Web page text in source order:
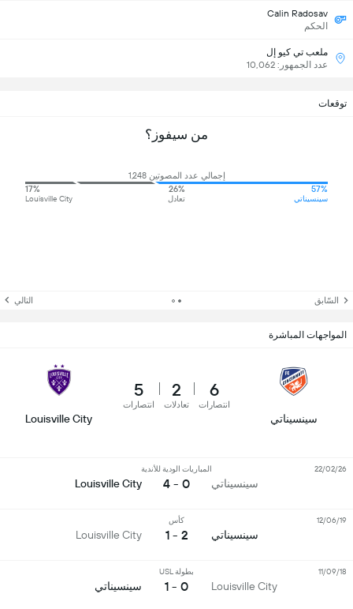
Calin Radosav
الحكم
ملعب تي كيو إل
عدد الجمهور: 10,062
توقعات
من سيفوز؟
إجمالي عدد المصوتين 1,248
57%
سينسيناتي
26%
تعادل
17%
Louisville City
السّابق التالي
المواجهات المباشرة
سينسيناتي
6
انتصارات
2
تعادلات
5
انتصارات
Louisville City
سينسيناتي
المباريات الودية للأندية
0 - 4
Louisville City
22/02/26
سينسيناتي
كأس
2 - 1
Louisville City
12/06/19
Louisville City
بطولة USL
0 - 1 سينسيناتي
11/09/18